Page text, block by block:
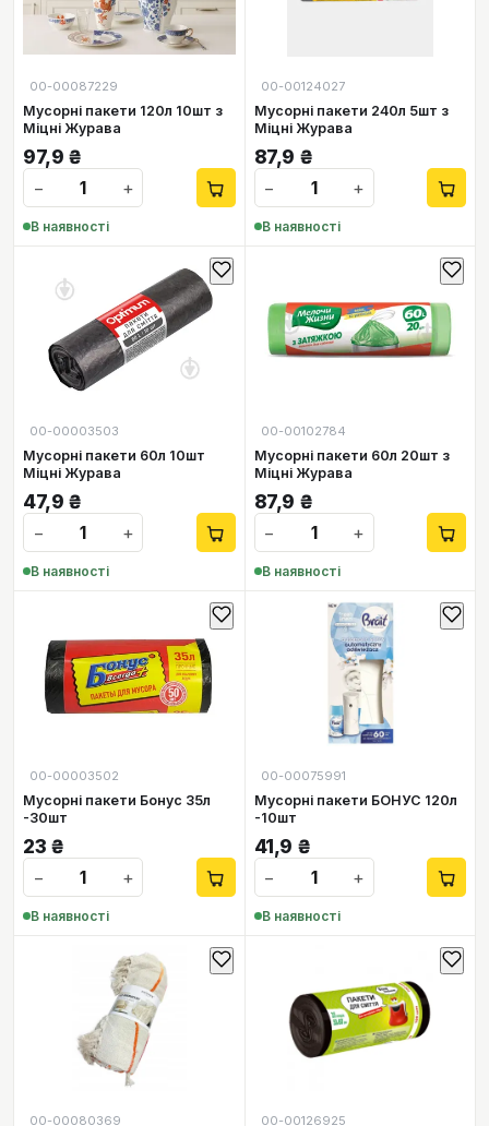
00-00087229
Мусорні пакети 120л 10шт з
Міцні Журава
97,9 ₴
−
+
В наявності
00-00124027
Мусорні пакети 240л 5шт з
Міцні Журава
87,9 ₴
−
+
В наявності
00-00003503
Мусорні пакети 60л 10шт
Міцні Журава
47,9 ₴
−
+
В наявності
00-00102784
Мусорні пакети 60л 20шт з
Міцні Журава
87,9 ₴
−
+
В наявності
00-00003502
Мусорні пакети Бонус 35л
-30шт
23 ₴
−
+
В наявності
00-00075991
Мусорні пакети БОНУС 120л
-10шт
41,9 ₴
−
+
В наявності
00-00080369 00-00126925